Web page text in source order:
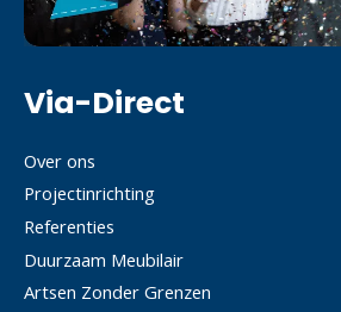
Via-Direct
Over ons
Projectinrichting
Referenties
Duurzaam Meubilair
Artsen Zonder Grenzen